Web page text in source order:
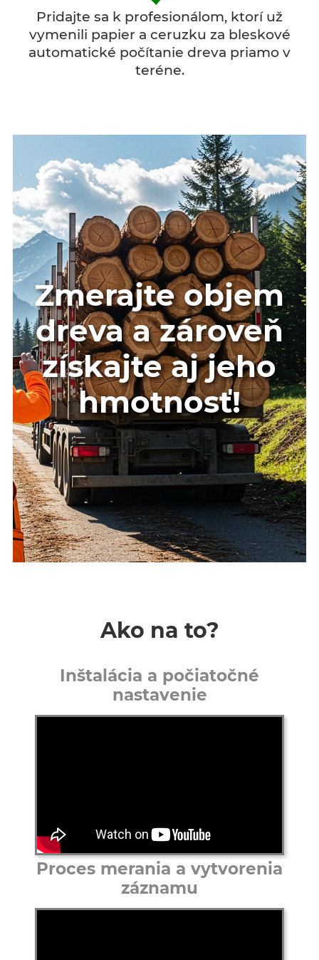
Pridajte sa k profesionálom, ktorí už
vymenili papier a ceruzku za bleskové
automatické počítanie dreva priamo v
teréne.
Zmerajte objem
dreva a zároveň
získajte aj jeho
hmotnosť!
Ako na to?
Inštalácia a počiatočné
nastavenie
Proces merania a vytvorenia
záznamu